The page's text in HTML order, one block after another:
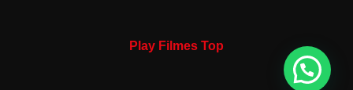
Play Filmes Top